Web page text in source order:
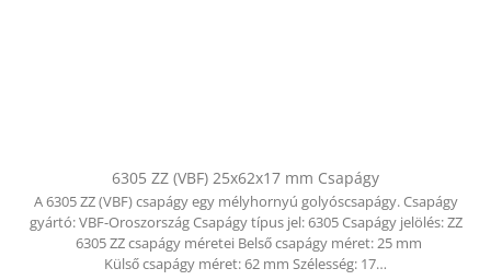
6305 ZZ (VBF) 25x62x17 mm Csapágy
A 6305 ZZ (VBF) csapágy egy mélyhornyú golyóscsapágy. Csapágy
gyártó: VBF-Oroszország Csapágy típus jel: 6305 Csapágy jelölés: ZZ
6305 ZZ csapágy méretei Belső csapágy méret: 25 mm
Külső csapágy méret: 62 mm Szélesség: 17…